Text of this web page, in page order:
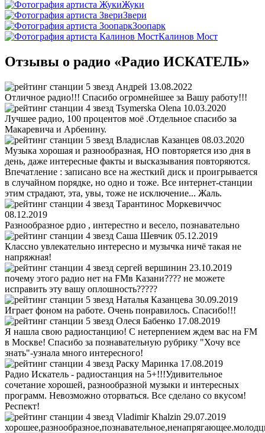
Жуки
Звери
Зоопарк
Калинов Мост
Отзывы о радио «Радио ИСКАТЕЛЬ»
Андрей 13.08.2022
Отличное радио!!! Спасибо огромнейшее за Вашу работу!!!
Tsymerska Olena 10.03.2020
Лучшее радио, 100 процентов моё .Отдельное спасибо за
Макаревича и Арбенину.
Владислав Казанцев 08.03.2020
Музыка хорошая и разнообразная, НО повторяется изо дня в
день, даже интересные факты и высказывания повторяются.
Впечатление : записано все на жесткий диск и проигрывается
в случайном порядке, но одно и тоже. Все интернет-станции
этим страдают, эта, увы, тоже не исключение... Жаль.
Тарантинос Моркевиччос
08.12.2019
Разнообразное рдио , интерестно и весело, познавательно
Саша Шевчик 05.12.2019
Классно увлекательно интересно и музычка ничё такая не
напряжная!
сергей вершинин 23.10.2019
почему этого радио нет на FMв Казани???? не можете
исправить эту вашу оплошность?????
Наталья Казанцева 30.09.2019
Играет фоном на работе. Очень понравилось. Спасибо!!!
Олеся Бабенко 17.08.2019
Я нашла свою радиостанцию! С нетерпением ждем вас на FM
в Москве! Спасибо за познавательную рубрику "Хочу все
знать"-узнала много интересного!
Раску Маринка 17.08.2019
Радио Искатель - радиостанция на 5+!!!Удивительное
сочетание хорошей, разнообразной музыки и интересных
программ. Невозможно оторваться. Все сделано со вкусом!
Респект!
Vladimir Khalzin 29.07.2019